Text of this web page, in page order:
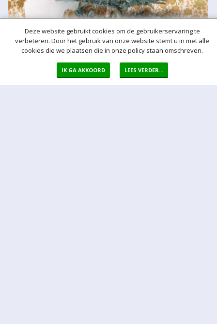
Deze website gebruikt cookies om de gebruikerservaring te
verbeteren. Door het gebruik van onze website stemt u in met alle
cookies die we plaatsen die in onze policy staan omschreven.
IK GA AKKOORD LEES VERDER...